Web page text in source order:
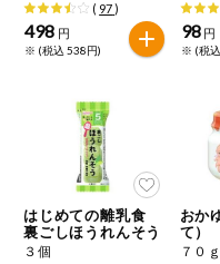
専門ショップサイト
パルコープ・よどがわ生協
パルコープ・よどがわ生協
ご利用ガイド
衛生・生理用
品
洗濯・バス・
トイレ用品
住居・生活用
品
マカダミアナッツ
アレルゲン情報は、商品
必ず商品パッケージの表
特定原材料に準ずるもの
範囲でのお知らせです。
( 97)
498 円
※ (税込 538円)
98 円
※ (税
はじめての離乳食
裏ごしほうれんそう
３個
おか
て）
７０ｇ